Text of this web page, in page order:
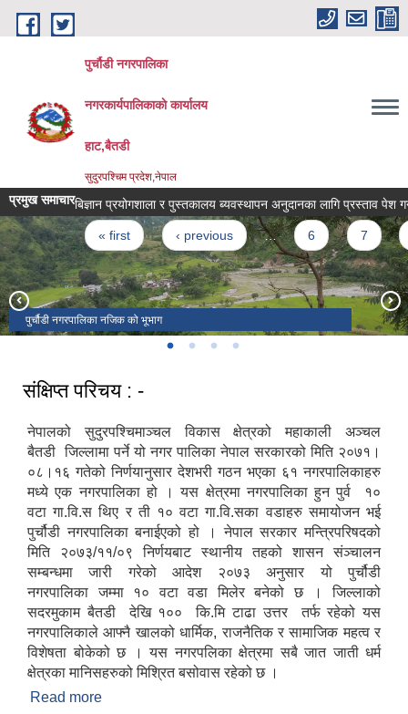
Skip to main content
पुर्चौडी नगरपालिका
नगरकार्यपालिकाकाे कार्यालय
हाट,बैतडी
सुदुरपश्चिम प्रदेश,नेपाल
प्रमुख समाचारबिज्ञान प्रयोगशाला र पुस्तकालय ब्यवस्थापन अनुदानका लागि प्रस्ताव पेश गर्ने
Pages
« first ‹ previous … 6 7 8
पुर्चौडी नगरपालिका नजिक को भूभाग
डिलाशैनी भगवती मन्दिर
संक्षिप्त परिचय : -
नेपालको सुदुरपश्चिमाञ्चल विकास क्षेत्रको महाकाली अञ्चल
बैतडी जिल्लामा पर्ने यो नगर पालिका नेपाल सरकारको मिति २०७१।
०८।१६ गतेको निर्णयानुसार देशभरी गठन भएका ६१ नगरपालिकाहरु
मध्ये एक नगरपालिका हो । यस क्षेत्रमा नगरपालिका हुन पुर्व १०
वटा गा.वि.स थिए र ती १० वटा गा.वि.सका वडाहरु समायोजन भई
पुर्चौडी नगरपालिका बनाईएको हो । नेपाल सरकार मन्त्रिपरिषदको
मिति २०७३/११/०९ निर्णयबाट स्थानीय तहको शासन संञ्चालन
सम्बन्धमा जारी गरेको आदेश २०७३ अनुसार यो पुर्चौडी
नगरपालिका जम्मा १० वटा वडा मिलेर बनेको छ । जिल्लाको
सदरमुकाम बैतडी देखि १०० कि.मि टाढा उत्तर तर्फ रहेको यस
नगरपालिकाले आफ्नै खालको धार्मिक, राजनैतिक र सामाजिक महत्व र
विशेषता बोकेको छ । यस नगरपलिका क्षेत्रमा सबै जात जाती धर्म
क्षेत्रका मानिसहरुको मिश्रित बसोवास रहेको छ ।
Read more